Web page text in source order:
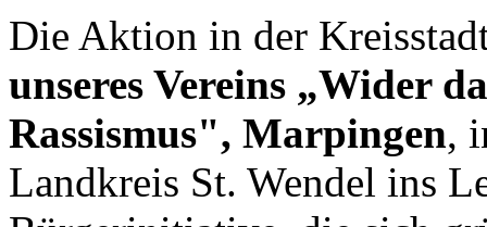
Die Aktion in der
unseres Vereins „Wider
Rassismus", Marpingen,
Landkreis St. Wendel ins